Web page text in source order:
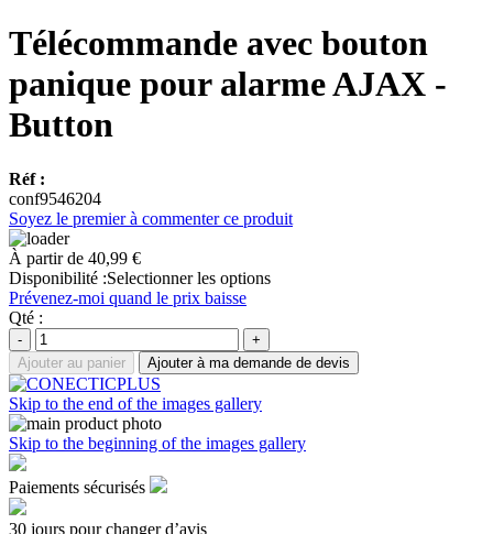
Télécommande avec bouton
panique pour alarme AJAX -
Button
Réf :
conf9546204
Soyez le premier à commenter ce produit
À partir de 40,99 €
Disponibilité :Selectionner les options
Prévenez-moi quand le prix baisse
Qté :
-
+
Ajouter au panier
Ajouter à ma demande de devis
Skip to the end of the images gallery
Skip to the beginning of the images gallery
Paiements sécurisés
30 jours pour changer d’avis